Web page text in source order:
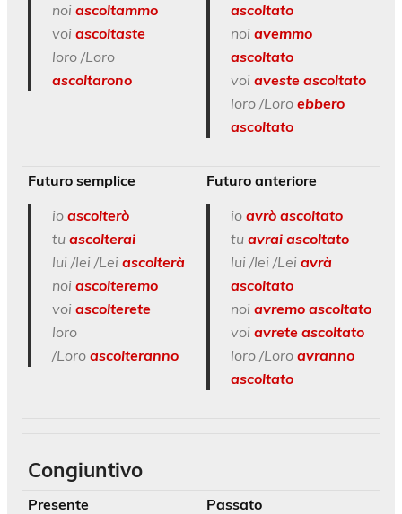
noi ascoltammo
voi ascoltaste
loro /Loro
ascoltarono
ascoltato
noi avemmo
ascoltato
voi aveste ascoltato
loro /Loro ebbero
ascoltato
Futuro semplice
io ascolterò
tu ascolterai
lui /lei /Lei ascolterà
noi ascolteremo
voi ascolterete
loro
/Loro ascolteranno
Futuro anteriore
io avrò ascoltato
tu avrai ascoltato
lui /lei /Lei avrà
ascoltato
noi avremo ascoltato
voi avrete ascoltato
loro /Loro avranno
ascoltato
Congiuntivo
Presente
Passato